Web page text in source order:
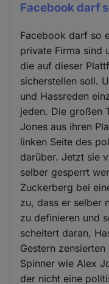
Facebook darf
Facebook darf so
private Firma sind
die auf dieser
sicherstellen soll.
und Hassreden
jeden. Die großen
Jones aus ihren
linken Seite des
darüber. Jetzt sie
selber gesperrt
Zuckerberg bei
zu, dass er selber
zu definieren und
scheitert daran,
Gestern
Spinner wie Alex
der nicht eine